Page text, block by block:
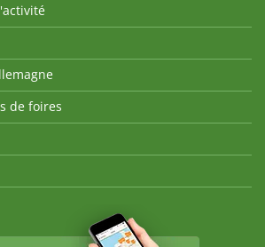
de foires